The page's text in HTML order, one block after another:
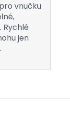
vnučku
jen